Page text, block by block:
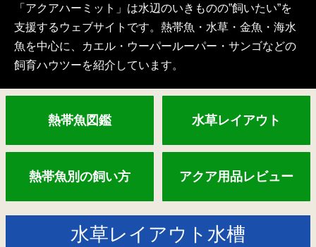
「アクアハーミット」は水辺のいきものの”飼いたい”を
支援するウェブサイトです。熱帯魚・水草・金魚・海水
魚を中心に、カエル・ウーパールーパー・サンゴなどの
飼育ハウツーを紹介しています。
熱帯魚図鑑 水草レイアウト
熱帯魚別の飼い方 アクア用品レビュー
水草レイアウト水槽